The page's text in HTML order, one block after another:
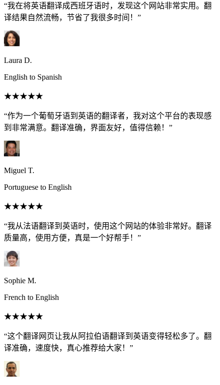
“我在将英语翻译成西班牙语时，发现这个网站非常实用。翻
译结果自然流畅，节省了我很多时间！”
Laura D.
English to Spanish
★★★★★
“作为一个葡萄牙语到英语的翻译者，我对这个平台的表现感
到非常满意。翻译准确，界面友好，值得信赖！”
Miguel T.
Portuguese to English
★★★★★
“我从法语翻译到英语时，使用这个网站的体验非常好。翻译
质量高，使用方便，真是一个好帮手！”
Sophie M.
French to English
★★★★★
“这个翻译网页让我从阿拉伯语翻译到英语变得轻松多了。翻
译准确，速度快，真心推荐给大家！”